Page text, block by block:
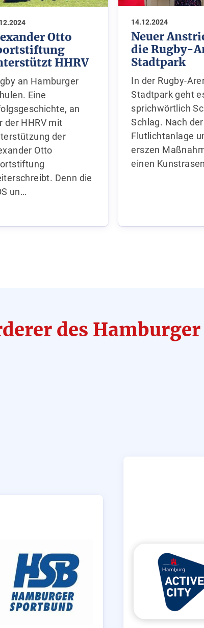
Otto
HHRV
an Hamburger
Eine
an der
HHRV mit
der
Otto
Denn die
un…
14.12.2024
Neuer
die Rugby-
Stadtpark
In der Rugby-
Stadtpark geht
sprichwörtlich
Schlag. Nach
Flutlichtanlage
erszen
einen
des